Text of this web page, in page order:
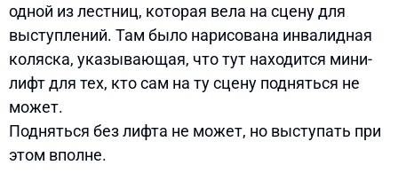
одной из лестниц, которая вела на сцену для
выступлений. Там было нарисована инвалидная
коляска, указывающая, что тут находится мини-
лифт для тех, кто сам на ту сцену подняться не
может.
Подняться без лифта не может, но выступать при
этом вполне.